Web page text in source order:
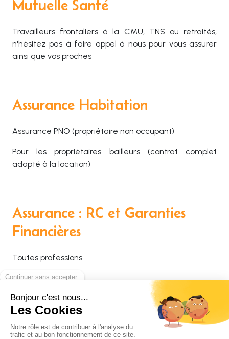
Mutuelle Santé
Travailleurs frontaliers à la CMU, TNS ou retraités,
n'hésitez pas à faire appel à nous pour vous assurer
ainsi que vos proches
Assurance Habitation
Assurance PNO (propriétaire non occupant)
Pour les propriétaires bailleurs (contrat complet
adapté à la location)
Assurance : RC et Garanties
Financières
Toutes professions
Assurance dépendance
Permet d’assumer les conséquences financières de la